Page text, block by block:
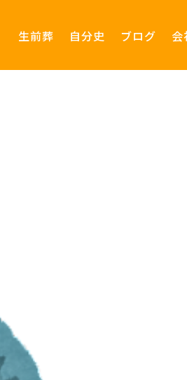
生前葬 自分史 ブログ 会